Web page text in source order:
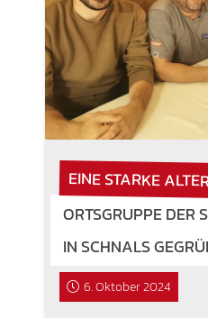
EINE STARKE
ORTSGRUPPE DER
IN SCHNALS
6. Oktober 2024